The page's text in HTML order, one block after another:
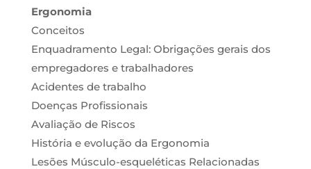
Ergonomia
Conceitos
Enquadramento Legal: Obrigações gerais dos
empregadores e trabalhadores
Acidentes de trabalho
Doenças Profissionais
Avaliação de Riscos
História e evolução da Ergonomia
Lesões Músculo-esqueléticas Relacionadas